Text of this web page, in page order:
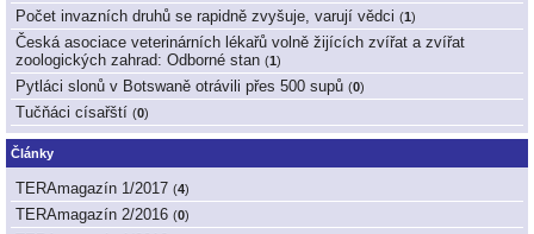
Počet invazních druhů se rapidně zvyšuje, varují vědci (1)
Česká asociace veterinárních lékařů volně žijících zvířat a zvířat
zoologických zahrad: Odborné stan (1)
Pytláci slonů v Botswaně otrávili přes 500 supů (0)
Tučňáci císařští (0)
Články
TERAmagazín 1/2017 (4)
TERAmagazín 2/2016 (0)